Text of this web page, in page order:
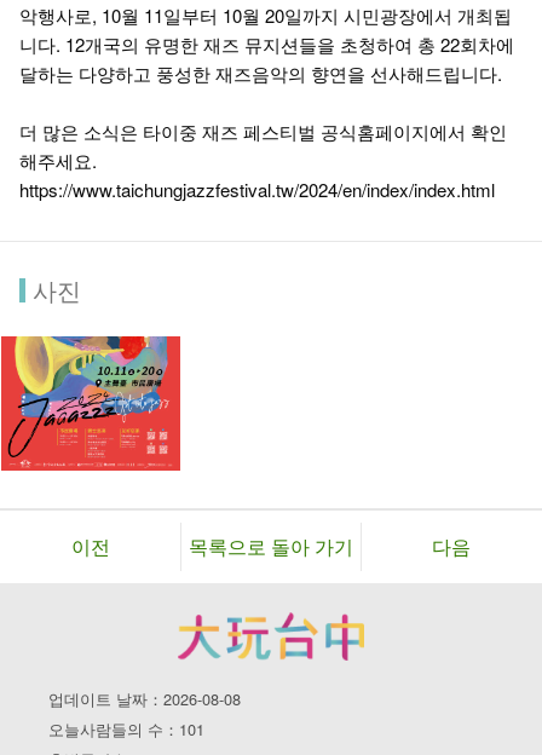
악행사로, 10월 11일부터 10월 20일까지 시민광장에서 개최됩
니다. 12개국의 유명한 재즈 뮤지션들을 초청하여 총 22회차에
달하는 다양하고 풍성한 재즈음악의 향연을 선사해드립니다.
더 많은 소식은 타이중 재즈 페스티벌 공식홈페이지에서 확인
해주세요.
https://www.taichungjazzfestival.tw/2024/en/index/index.html
사진
이전 목록으로 돌아 가기 다음
업데이트 날짜：2026-08-08
오늘사람들의 수：101